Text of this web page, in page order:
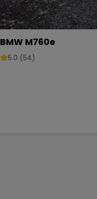
BMW M760e
5.0 (54)